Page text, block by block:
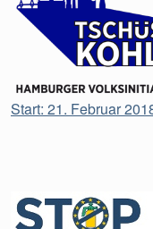
Start: 21. Februar